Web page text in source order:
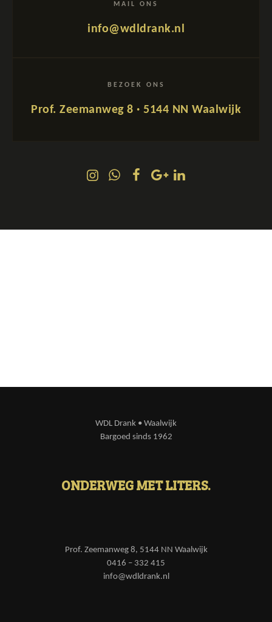
MAIL ONS
info@wdldrank.nl
BEZOEK ONS
Prof. Zeemanweg 8 · 5144 NN Waalwijk
WDL Drank • Waalwijk
Bargoed sinds 1962
ONDERWEG MET LITERS.
Prof. Zeemanweg 8, 5144 NN Waalwijk
0416 – 332 415
info@wdldrank.nl